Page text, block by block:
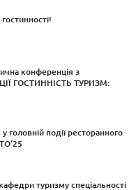
конференція з
ГОСТИННІСТЬ ТУРИЗМ:
події ресторанного
туризму спеціальності